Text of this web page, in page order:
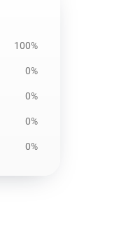
100%
0%
0%
0%
0%